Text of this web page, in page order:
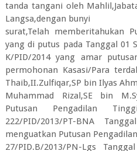
tanda tangani oleh
Langsa,dengan bunyi
surat,Telah memberitahukan
yang di putus pada Tanggal 01
K/PID/2014 yang amar
permohonan Kasasi/Para
Thaib,II.Zulfiqar,SP bin Ilyas
Muhammad Rizal,SE bin
Putusan Pengadilan
222/PID/2013/PT-BNA
menguatkan Putusan
27/PID.B/2013/PN-Lgs